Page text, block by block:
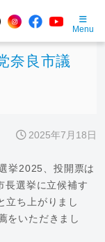
Menu
奈良市議
2025年7月18日
挙2025、投開票は
長選挙に立候補す
立ち上がりまし
をいただきまし